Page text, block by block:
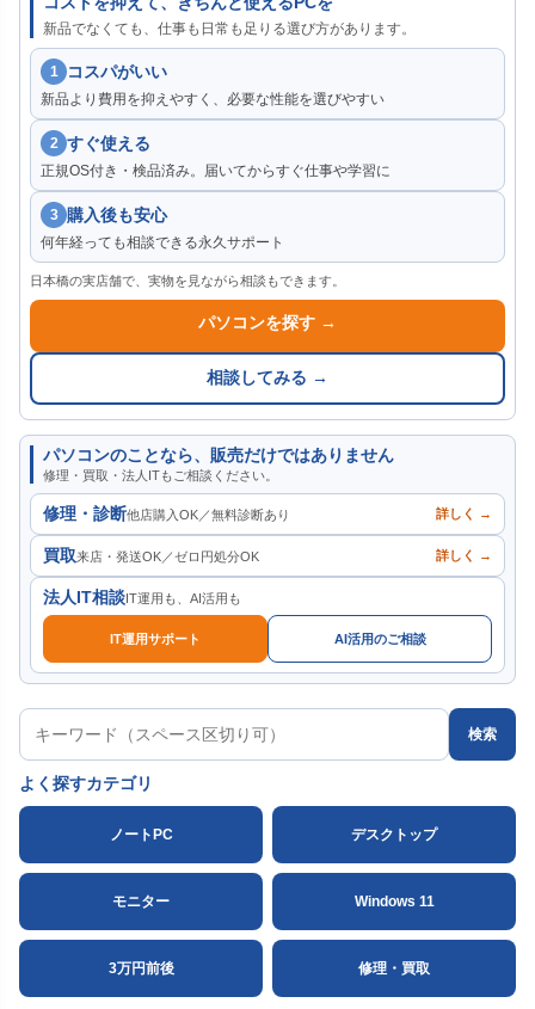
新品でなくても、仕事も日常も足りる選び方があります。
1 コスパがいい
新品より費用を抑えやすく、必要な性能を選びやすい
2 すぐ使える
正規OS付き・検品済み。届いてからすぐ仕事や学習に
3 購入後も安心
何年経っても相談できる永久サポート
日本橋の実店舗で、実物を見ながら相談もできます。
パソコンを探す →
相談してみる →
パソコンのことなら、販売だけではありません
修理・買取・法人ITもご相談ください。
修理・診断他店購入OK／無料診断あり 詳しく →
買取来店・発送OK／ゼロ円処分OK 詳しく →
法人IT相談IT運用も、AI活用も
IT運用サポート AI活用のご相談
検索
よく探すカテゴリ
ノートPC デスクトップ
モニター Windows 11
3万円前後 修理・買取